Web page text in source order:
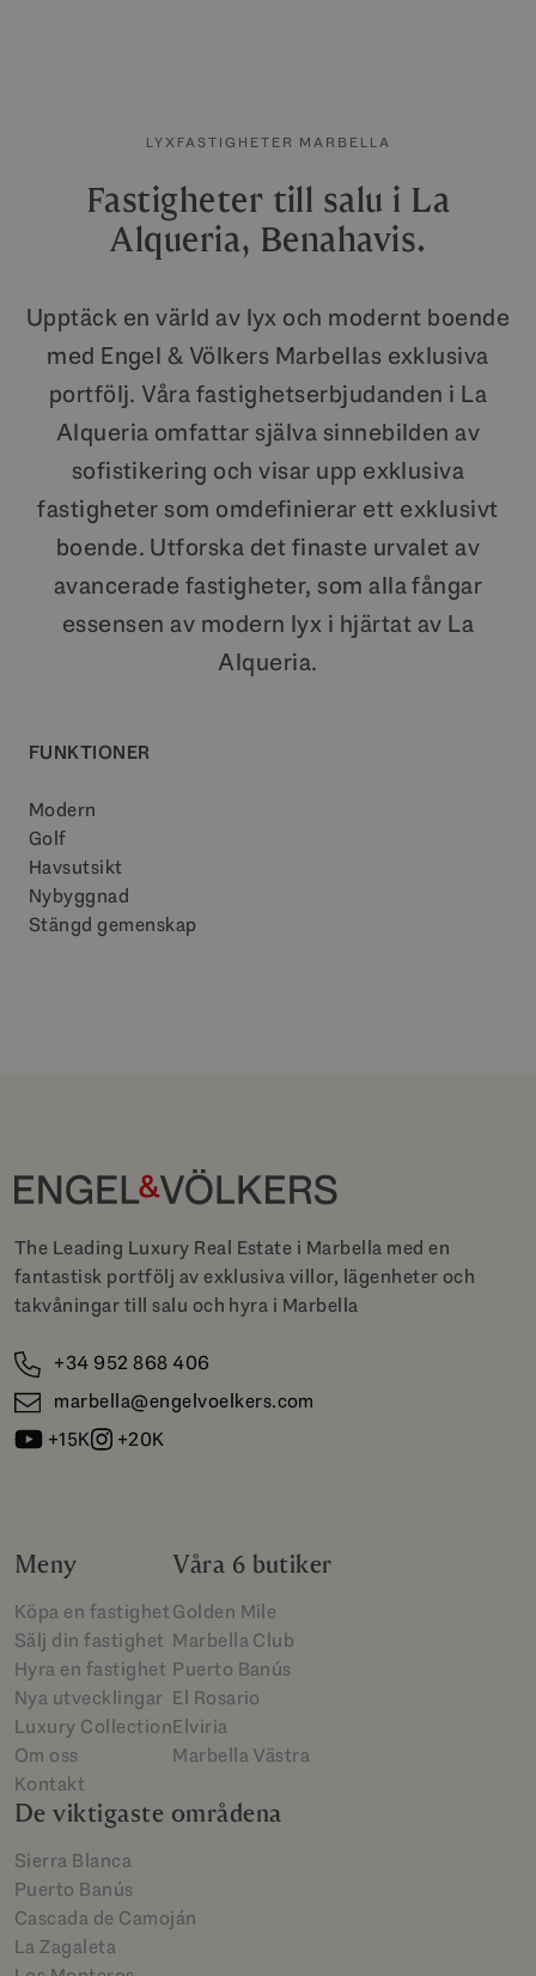
LYXFASTIGHETER MARBELLA
Fastigheter till salu i La
Alqueria, Benahavis.
Upptäck en värld av lyx och modernt boende
med Engel & Völkers Marbellas exklusiva
portfölj. Våra fastighetserbjudanden i La
Alqueria omfattar själva sinnebilden av
sofistikering och visar upp exklusiva
fastigheter som omdefinierar ett exklusivt
boende. Utforska det finaste urvalet av
avancerade fastigheter, som alla fångar
essensen av modern lyx i hjärtat av La
Alqueria.
FUNKTIONER
Modern
Golf
Havsutsikt
Nybyggnad
Stängd gemenskap
The Leading Luxury Real Estate i Marbella med en
fantastisk portfölj av exklusiva villor, lägenheter och
takvåningar till salu och hyra i Marbella
+34 952 868 406
marbella@engelvoelkers.com
+15K
+20K
Meny
Köpa en fastighet
Sälj din fastighet
Hyra en fastighet
Nya utvecklingar
Luxury Collection
Om oss
Kontakt
Våra 6 butiker
Golden Mile
Marbella Club
Puerto Banús
El Rosario
Elviria
Marbella Västra
De viktigaste områdena
Sierra Blanca
Puerto Banús
Cascada de Camoján
La Zagaleta